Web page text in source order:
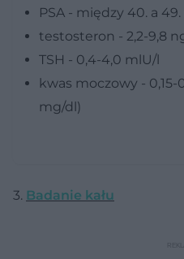
PSA - między 40. a
testosteron - 2,2-9,8
TSH - 0,4-4,0 mlU/l
kwas moczowy - 0,15-
mg/dl)
3. Badanie kału